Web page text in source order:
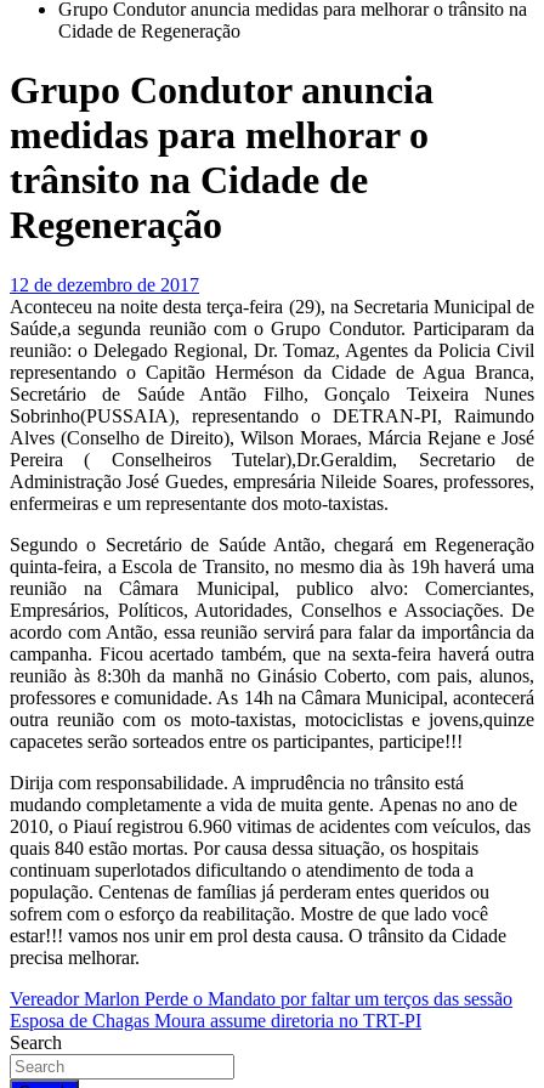
Grupo Condutor anuncia medidas para melhorar o trânsito na
Cidade de Regeneração
Grupo Condutor anuncia
medidas para melhorar o
trânsito na Cidade de
Regeneração
12 de dezembro de 2017
Aconteceu na noite desta terça-feira (29), na Secretaria Municipal de
Saúde,a segunda reunião com o Grupo Condutor. Participaram da
reunião: o Delegado Regional, Dr. Tomaz, Agentes da Policia Civil
representando o Capitão Herméson da Cidade de Agua Branca,
Secretário de Saúde Antão Filho, Gonçalo Teixeira Nunes
Sobrinho(PUSSAIA), representando o DETRAN-PI, Raimundo
Alves (Conselho de Direito), Wilson Moraes, Márcia Rejane e José
Pereira ( Conselheiros Tutelar),Dr.Geraldim, Secretario de
Administração José Guedes, empresária Nileide Soares, professores,
enfermeiras e um representante dos moto-taxistas.
Segundo o Secretário de Saúde Antão, chegará em Regeneração
quinta-feira, a Escola de Transito, no mesmo dia às 19h haverá uma
reunião na Câmara Municipal, publico alvo: Comerciantes,
Empresários, Políticos, Autoridades, Conselhos e Associações. De
acordo com Antão, essa reunião servirá para falar da importância da
campanha. Ficou acertado também, que na sexta-feira haverá outra
reunião às 8:30h da manhã no Ginásio Coberto, com pais, alunos,
professores e comunidade. As 14h na Câmara Municipal, acontecerá
outra reunião com os moto-taxistas, motociclistas e jovens,quinze
capacetes serão sorteados entre os participantes, participe!!!
Dirija com responsabilidade. A imprudência no trânsito está
mudando completamente a vida de muita gente. Apenas no ano de
2010, o Piauí registrou 6.960 vitimas de acidentes com veículos, das
quais 840 estão mortas. Por causa dessa situação, os hospitais
continuam superlotados dificultando o atendimento de toda a
população. Centenas de famílias já perderam entes queridos ou
sofrem com o esforço da reabilitação. Mostre de que lado você
estar!!! vamos nos unir em prol desta causa. O trânsito da Cidade
precisa melhorar.
Navegação
de
Post
Vereador Marlon Perde o Mandato por faltar um terços das sessão
Esposa de Chagas Moura assume diretoria no TRT-PI
Search